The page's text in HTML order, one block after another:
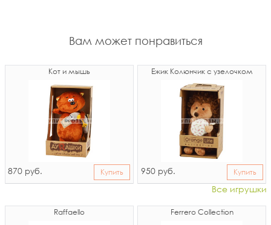
Вам может понравиться
Кот и мышь
870 руб. Купить
Ёжик Колюнчик с узелочком
950 руб. Купить
Все игрушки
Raffaello Ferrero Collection